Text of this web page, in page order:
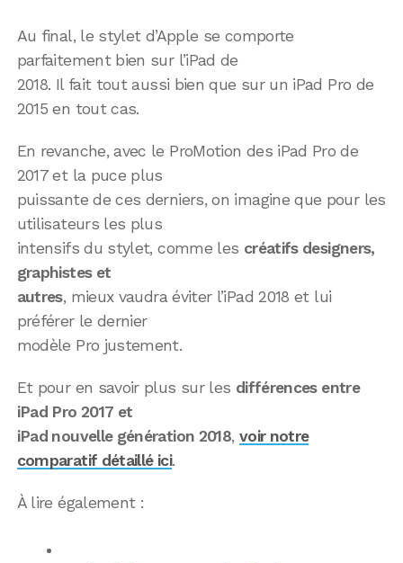
Au final, le stylet d’Apple se comporte
parfaitement bien sur l’iPad de
2018. Il fait tout aussi bien que sur un iPad Pro de
2015 en tout cas.
En revanche, avec le ProMotion des iPad Pro de
2017 et la puce plus
puissante de ces derniers, on imagine que pour les
utilisateurs les plus
intensifs du stylet, comme les créatifs designers,
graphistes et
autres, mieux vaudra éviter l’iPad 2018 et lui
préférer le dernier
modèle Pro justement.
Et pour en savoir plus sur les différences entre
iPad Pro 2017 et
iPad nouvelle génération 2018, voir notre
comparatif détaillé ici.
À lire également :